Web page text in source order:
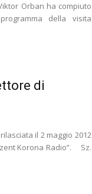
Orban ha compiuto
della visita
di
il 2 maggio 2012
Korona Radio”. Sz.